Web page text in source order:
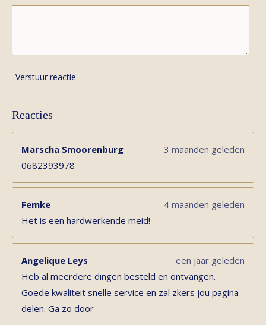
Verstuur reactie
Reacties
Marscha Smoorenburg
3 maanden geleden
0682393978
Femke
4 maanden geleden
Het is een hardwerkende meid!
Angelique Leys
een jaar geleden
Heb al meerdere dingen besteld en ontvangen.
Goede kwaliteit snelle service en zal zkers jou pagina
delen. Ga zo door